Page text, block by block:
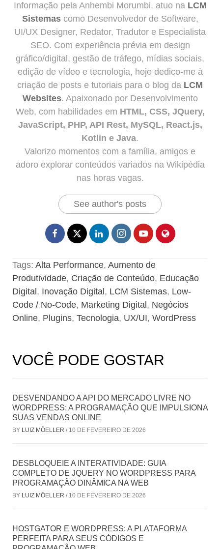
Informação pela Anhembi Morumbi, atuo na LCM
Sistemascomo Desenvolvedor de Software,
UI/UX Designer, Redator, Tradutor e Especialista
SEO. Com experiência prévia em design
gráfico/digital, gestão de tráfego, mídias sociais,
edição de vídeo e tecnologia, hoje dedico-me à
criação de posts e tutoriais para o blog da LCM
Websites. Apaixonado por Desenvolvimento
Web, com habilidades em HTML, CSS, JQuery,
JavaScript, PHP, API Rest, MySQL, React.js,
Kotlin e Java.
Valorizo momentos com a família, amigos e
adoro explorar conteúdos variados na Wikipédia
nas horas vagas.
See author's posts
Tags: Alta Performance, Aumento de
Produtividade, Criação de Conteúdo, Educação
Digital , Inovação Digital , LCM Sistemas, Low-
Code / No-Code, Marketing Digital , Negócios
Online, Plugins, Tecnologia, UX/UI, WordPress
VOCÊ PODE GOSTAR
DESVENDANDO A API DO MERCADO LIVRE NO
WORDPRESS: A PROGRAMAÇÃO QUE IMPULSIONA
SUAS VENDAS ONLINE
BY LUIZ MÖELLER / 10 DE FEVEREIRO DE 2026
DESBLOQUEIE A INTERATIVIDADE: GUIA
COMPLETO DE JQUERY NO WORDPRESS PARA
PROGRAMAÇÃO DINÂMICA NA WEB
BY LUIZ MÖELLER / 10 DE FEVEREIRO DE 2026
HOSTGATOR E WORDPRESS: A PLATAFORMA
PERFEITA PARA SEUS CÓDIGOS E